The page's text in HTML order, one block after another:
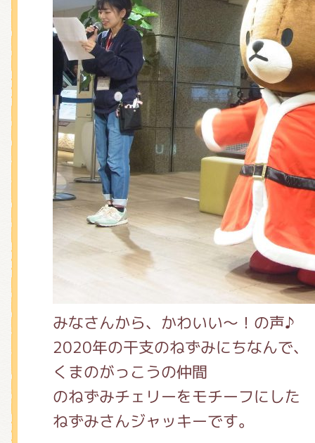
みなさんから、かわいい～！の声♪
2020年の干支のねずみにちなんで、
くまのがっこうの仲間
のねずみチェリーをモチーフにした
ねずみさんジャッキーです。